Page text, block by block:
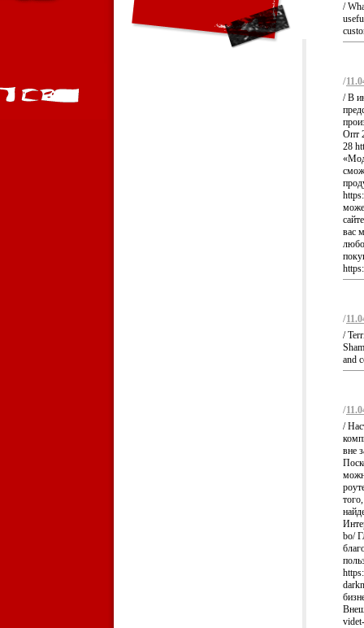
/
/
/ В
Опт
28
вас
/
/
and
/
/
вне
bo/